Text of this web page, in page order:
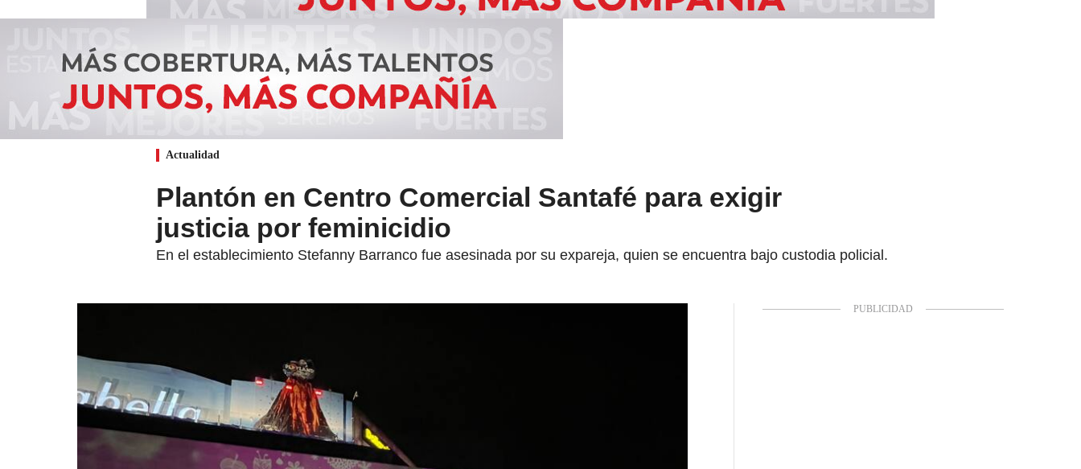
Actualidad
Plantón en Centro Comercial Santafé para exigir
justicia por feminicidio
En el establecimiento Stefanny Barranco fue asesinada por su expareja, quien se encuentra bajo custodia policial.